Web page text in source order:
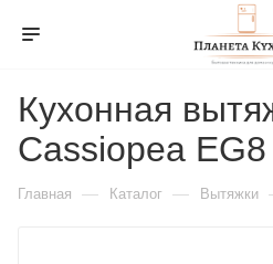
Кухонная
Cassiopea
Главная — Каталог — Вытяжки